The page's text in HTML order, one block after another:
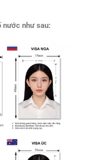
nước như sau: